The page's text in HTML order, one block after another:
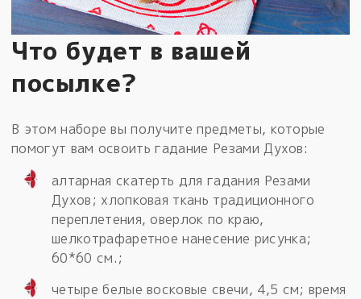
Что будет в вашей
посылке?
В этом наборе вы получите предметы, которые
помогут вам освоить гадание Резами Духов:
алтарная скатерть для гадания Резами
Духов; хлопковая ткань традиционного
переплетения, оверлок по краю,
шелкотрафаретное нанесение рисунка;
60*60 см.;
четыре белые восковые свечи, 4,5 см; время